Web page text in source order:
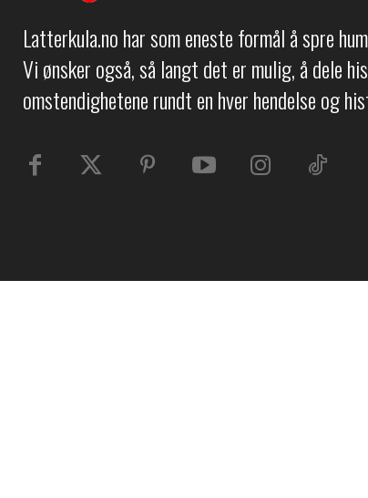
Latterkula.no har som eneste formål å spre
Vi ønsker også, så langt det er mulig, å dele
omstendighetene rundt en hver hendelse og